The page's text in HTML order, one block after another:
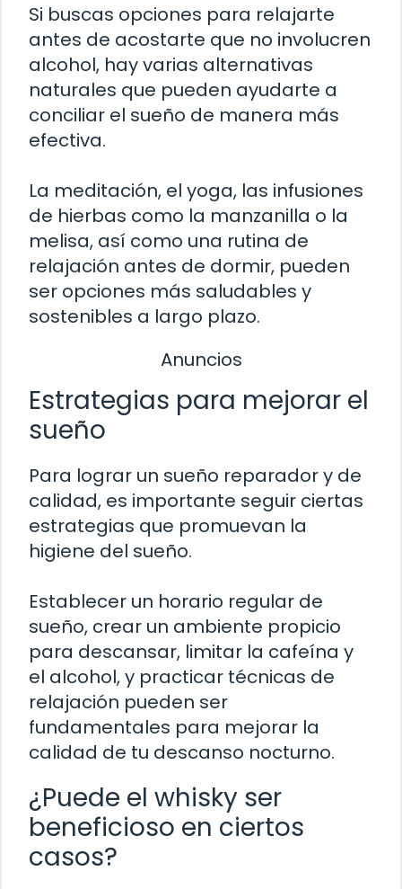
Si buscas opciones para relajarte
antes de acostarte que no involucren
alcohol, hay varias alternativas
naturales que pueden ayudarte a
conciliar el sueño de manera más
efectiva.
La meditación, el yoga, las infusiones
de hierbas como la manzanilla o la
melisa, así como una rutina de
relajación antes de dormir, pueden
ser opciones más saludables y
sostenibles a largo plazo.
Anuncios
Estrategias para mejorar el
sueño
Para lograr un sueño reparador y de
calidad, es importante seguir ciertas
estrategias que promuevan la
higiene del sueño.
Establecer un horario regular de
sueño, crear un ambiente propicio
para descansar, limitar la cafeína y
el alcohol, y practicar técnicas de
relajación pueden ser
fundamentales para mejorar la
calidad de tu descanso nocturno.
¿Puede el whisky ser
beneficioso en ciertos
casos?